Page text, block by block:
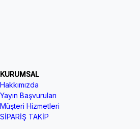
KURUMSAL
Hakkımızda
Yayın Başvuruları
Müşteri Hizmetleri
SİPARİŞ TAKİP